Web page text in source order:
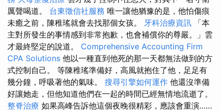
厲聲喝道。 台東徵信社服務 唯一讓他猶豫的是，他怕傷痕
未癒之前，陳稚瑤就會去找那個女孩。 牙科治療資訊 「本
主對所發生的事情感到非常抱歉，也會補償你的尊嚴。」雲
才最終堅定的說道。 Comprehensive Accounting Firm
CPA Solutions 他以一種直到他死的那一天都無法做到的方
式控制自己。 等陳稚瑤準備好，高風就抱住了他，足足有
幾分鐘，呼吸著他的氣味。 搜尋引擎如何運作 他還沒準備
好讓她走，但他知道他們在一起的時間已經無情地流逝了。
整脊治療 如果高峰告訴他這個夜晚很精彩，應該會重演……